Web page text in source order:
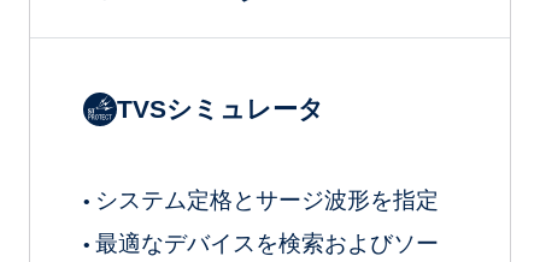
TVSシミュレータ
• システム定格とサージ波形を指定
• 最適なデバイスを検索およびソー